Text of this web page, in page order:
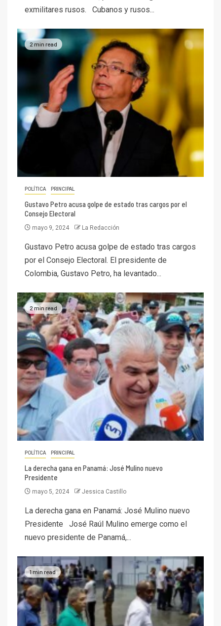
exmilitares rusos. Cubanos y rusos...
2 min read
POLÍTICA PRINCIPAL
Gustavo Petro acusa golpe de estado tras cargos por el
Consejo Electoral
mayo 9, 2024 La Redacción
Gustavo Petro acusa golpe de estado tras cargos
por el Consejo Electoral. El presidente de
Colombia, Gustavo Petro, ha levantado...
2 min read
POLÍTICA PRINCIPAL
La derecha gana en Panamá: José Mulino nuevo
Presidente
mayo 5, 2024 Jessica Castillo
La derecha gana en Panamá: José Mulino nuevo
Presidente José Raúl Mulino emerge como el
nuevo presidente de Panamá,...
1 min read